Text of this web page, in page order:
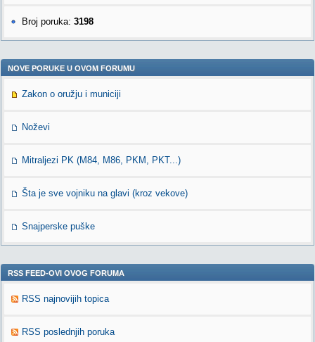
Broj poruka: 3198
NOVE PORUKE U OVOM FORUMU
Zakon o oružju i municiji
Noževi
Mitraljezi PK (M84, M86, PKM, PKT...)
Šta je sve vojniku na glavi (kroz vekove)
Snajperske puške
RSS FEED-OVI OVOG FORUMA
RSS najnovijih topica
RSS poslednjih poruka